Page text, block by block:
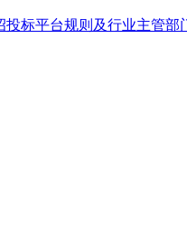
标平台规则及行业主管